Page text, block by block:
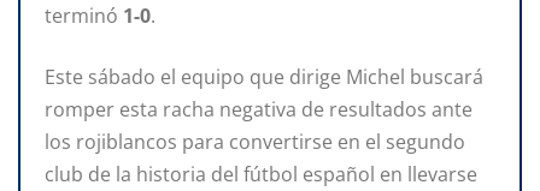
terminó 1-0.
Este sábado el equipo que dirige Michel buscará
romper esta racha negativa de resultados ante
los rojiblancos para convertirse en el segundo
club de la historia del fútbol español en llevarse